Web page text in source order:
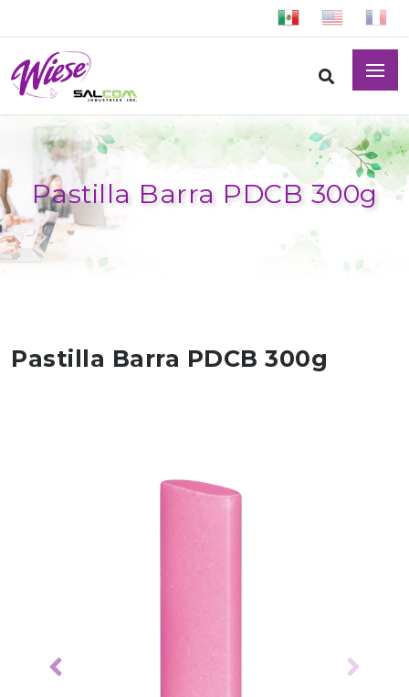
Pastilla Barra PDCB 300g
Pastilla Barra PDCB 300g